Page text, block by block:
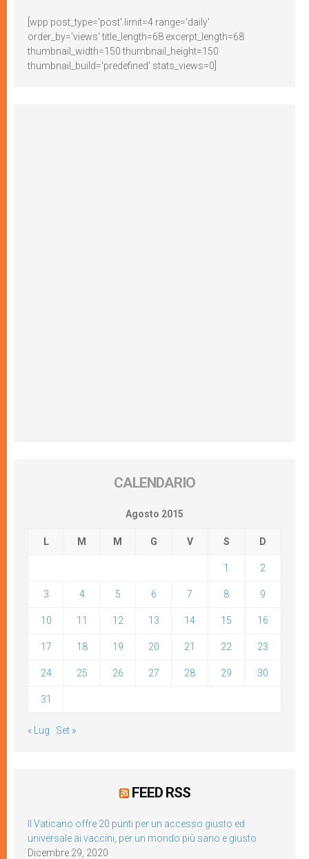
[wpp post_type='post' limit=4 range='daily'
order_by='views' title_length=68 excerpt_length=68
thumbnail_width=150 thumbnail_height=150
thumbnail_build='predefined' stats_views=0]
CALENDARIO
Agosto 2015
L M M G V S D
1 2
3 4 5 6 7 8 9
10 11 12 13 14 15 16
17 18 19 20 21 22 23
24 25 26 27 28 29 30
31
« Lug Set »
FEED RSS
Il Vaticano offre 20 punti per un accesso giusto ed
universale ai vaccini, per un mondo più sano e giusto
Dicembre 29, 2020